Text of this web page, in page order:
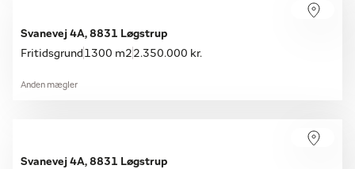
Svanevej 4A, 8831 Løgstrup
Fritidsgrund 1300 m2 2.350.000 kr.
Anden mægler
Svanevej 4A, 8831 Løgstrup